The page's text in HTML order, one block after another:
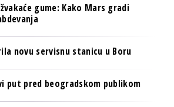
gume: Kako Mars gradi
novu servisnu stanicu u Boru
put pred beogradskom publikom